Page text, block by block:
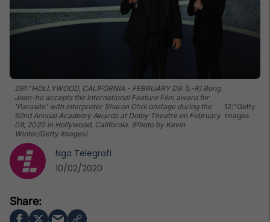
291:"HOLLYWOOD, CALIFORNIA - FEBRUARY 09: (L-R) Bong
Joon-ho accepts the International Feature Film award for
'Parasite' with interpreter Sharon Choi onstage during the
92nd Annual Academy Awards at Dolby Theatre on February
09, 2020 in Hollywood, California. (Photo by Kevin
Winter/Getty Images)
12:"Getty
Images
Nga Telegrafi
10/02/2020